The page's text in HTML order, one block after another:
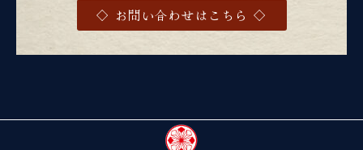
◇ お問い合わせはこちら ◇